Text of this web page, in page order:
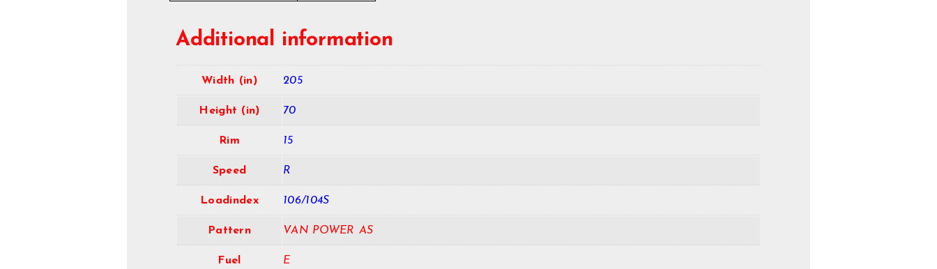
Additional information
Width (in) 205
Height (in) 70
Rim 15
Speed R
Loadindex 106/104S
Pattern VAN POWER AS
Fuel E